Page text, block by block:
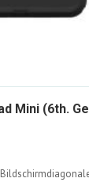
Mini (6th.